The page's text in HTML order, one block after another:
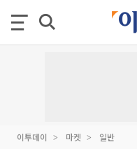
이투데이 마켓 일반